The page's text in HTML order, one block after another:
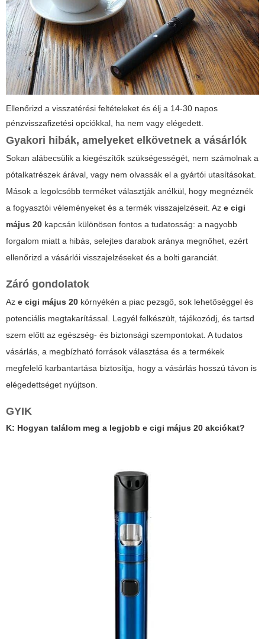
Ellenőrizd a visszatérési feltételeket és élj a 14-30 napos
pénzvisszafizetési opciókkal, ha nem vagy elégedett.
Gyakori hibák, amelyeket elkövetnek a vásárlók
Sokan alábecsülik a kiegészítők szükségességét, nem számolnak a
pótalkatrészek árával, vagy nem olvassák el a gyártói utasításokat.
Mások a legolcsóbb terméket választják anélkül, hogy megnéznék
a fogyasztói véleményeket és a termék visszajelzéseit. Az e cigi
május 20 kapcsán különösen fontos a tudatosság: a nagyobb
forgalom miatt a hibás, selejtes darabok aránya megnőhet, ezért
ellenőrizd a vásárlói visszajelzéseket és a bolti garanciát.
Záró gondolatok
Az e cigi május 20 környékén a piac pezsgő, sok lehetőséggel és
potenciális megtakarítással. Legyél felkészült, tájékozódj, és tartsd
szem előtt az egészség- és biztonsági szempontokat. A tudatos
vásárlás, a megbízható források választása és a termékek
megfelelő karbantartása biztosítja, hogy a vásárlás hosszú távon is
elégedettséget nyújtson.
GYIK
K: Hogyan találom meg a legjobb e cigi május 20 akciókat?